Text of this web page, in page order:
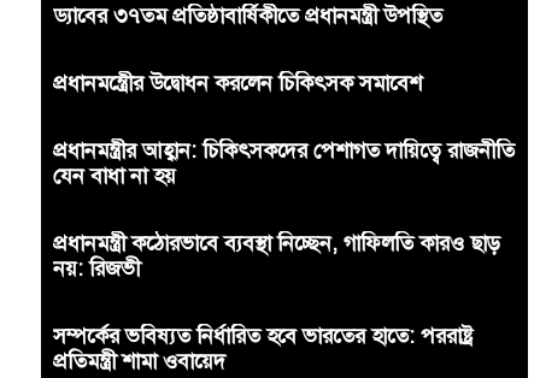
ড্যাবের ৩৭তম প্রতিষ্ঠাবার্ষিকীতে প্রধানমন্ত্রী উপস্থিত
প্রধানমন্ত্রীের উদ্বোধন করলেন চিকিৎসক সমাবেশ
প্রধানমন্ত্রীর আহ্বান: চিকিৎসকদের পেশাগত দায়িত্বে রাজনীতি
যেন বাধা না হয়
প্রধানমন্ত্রী কঠোরভাবে ব্যবস্থা নিচ্ছেন, গাফিলতি কারও ছাড়
নয়: রিজভী
সম্পর্কের ভবিষ্যত নির্ধারিত হবে ভারতের হাতে: পররাষ্ট্র
প্রতিমন্ত্রী শামা ওবায়েদ